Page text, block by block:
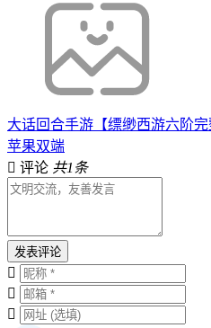
大话回合手游【缥缈西游六阶
苹果双端
评论 共1条
发表评论